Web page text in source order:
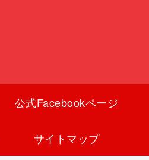
公式Facebookページ
サイトマップ